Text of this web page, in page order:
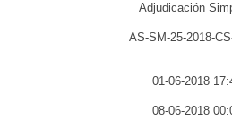
Adjudicación
AS-SM-25-2018-
01-06-2018
08-06-2018